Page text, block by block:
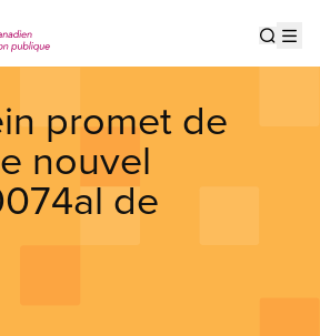
promet de
nouvel
de